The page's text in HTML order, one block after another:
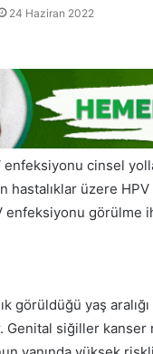
24 Haziran 2022
cinsel
hastalıklar üzere
enfeksiyonu görülme
görüldüğü yaş
Genital siğiller